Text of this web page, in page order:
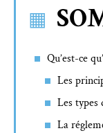
Qu’est-ce
Les
Les types
La